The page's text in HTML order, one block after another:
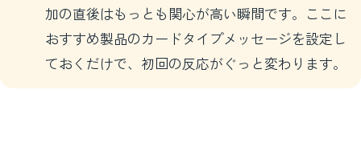
加の直後はもっとも関心が高い瞬間です。ここに
おすすめ製品のカードタイプメッセージを設定し
ておくだけで、初回の反応がぐっと変わります。